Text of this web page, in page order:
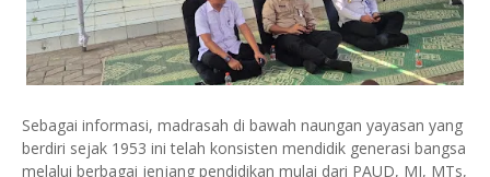
Sebagai informasi, madrasah di bawah naungan yayasan yang
berdiri sejak 1953 ini telah konsisten mendidik generasi bangsa
melalui berbagai jenjang pendidikan mulai dari PAUD, MI, MTs,